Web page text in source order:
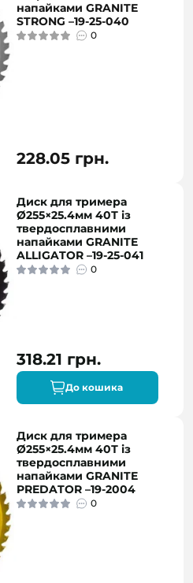
напайками GRANITE
STRONG –19-25-040
0
228.05 грн.
Диск для тримера
Ø255×25.4мм 40Т із
твердосплавними
напайками GRANITE
ALLIGATOR –19-25-041
0
318.21 грн.
До кошика
Диск для тримера
Ø255×25.4мм 40Т із
твердосплавними
напайками GRANITE
PREDATOR –19-2004
0